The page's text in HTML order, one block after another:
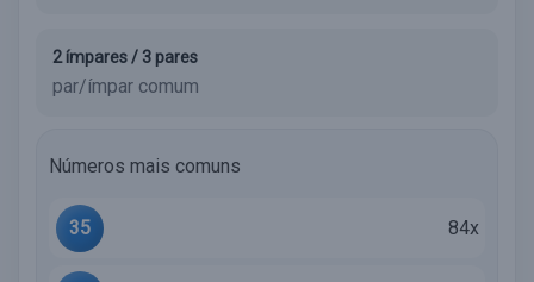
2 ímpares / 3 pares
par/ímpar comum
Números mais comuns
35 84x